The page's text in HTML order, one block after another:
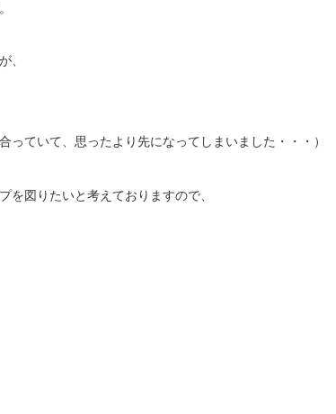
、
っていて、思ったより先になってしまいました・・・）
を図りたいと考えておりますので、